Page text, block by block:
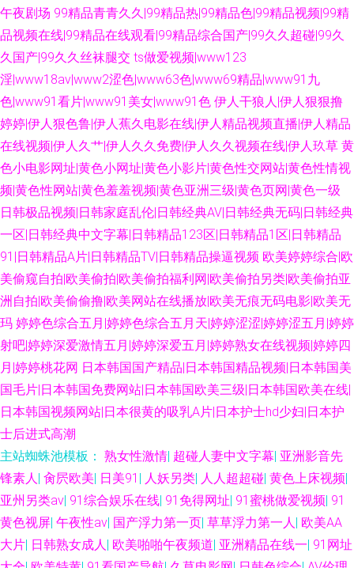
午夜剧场 99精品青青久久|99精品热|99精品色|99精品视频|99精
品视频在线|99精品在线观看|99精品综合国产|99久久超碰|99久
久国产|99久久丝袜腿交 ts做爱视频|www123
淫|www18av|www2涩色|www63色|www69精品|www91九
色|www91看片|www91美女|www91色 伊人干狼人|伊人狠狠撸
婷婷|伊人狠色鲁|伊人蕉久电影在线|伊人精品视频直播|伊人精品
在线视频|伊人久艹|伊人久久免费|伊人久久视频在线|伊人玖草 黄
色小电影网址|黄色小网址|黄色小影片|黄色性交网站|黄色性情视
频|黄色性网站|黄色羞羞视频|黄色亚洲三级|黄色页网|黄色一级
日韩极品视频|日韩家庭乱伦|日韩经典AV|日韩经典无码|日韩经典
一区|日韩经典中文字幕|日韩精品123区|日韩精品1区|日韩精品
91|日韩精品A片|日韩精品TV|日韩精品操逼视频 欧美婷婷综合|欧
美偷窥自拍|欧美偷拍|欧美偷拍福利网|欧美偷拍另类|欧美偷拍亚
洲自拍|欧美偷偷撸|欧美网站在线播放|欧美无痕无码电影|欧美无
玛 婷婷色综合五月|婷婷色综合五月天|婷婷涩涩|婷婷涩五月|婷婷
射吧|婷婷深爱激情五月|婷婷深爱五月|婷婷熟女在线视频|婷婷四
月|婷婷桃花网 日本韩国国产精品|日本韩国精品视频|日本韩国美
国毛片|日本韩国免费网站|日本韩国欧美三级|日本韩国欧美在线|
日本韩国视频网站|日本很黄的吸乳A片|日本护士hd少妇|日本护
士后进式高潮
主站蜘蛛池模板： 熟女性激情| 超碰人妻中文字幕| 亚洲影音先
锋素人| 肏屄欧美| 日美91 | 人妖另类| 人人超超碰| 黄色上床视频|
亚州另类av| 91综合娱乐在线| 91免得网址| 91蜜桃做爱视频| 91
黄色视屏| 午夜性av| 国产浮力第一页| 草草浮力第一人| 欧美AA
大片| 日韩熟女成人| 欧美啪啪午夜频道| 亚洲精品在线一| 91网址